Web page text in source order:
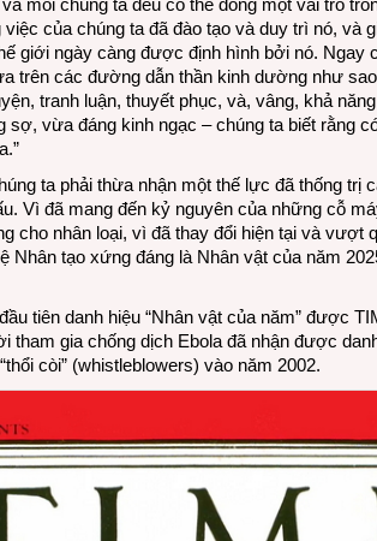
mỗi chúng ta đều có thể đóng một vai trò
của chúng ta đã đào tạo và duy trì nó, và
giới ngày càng được định hình bởi nó. Ngay
trên các đường dẫn thần kinh dường như
tranh luận, thuyết phục, và, vâng, khả
sợ, vừa đáng kinh ngạc – chúng ta biết rằng
ta phải thừa nhận một thế lực đã thống trị
Vì đã mang đến kỷ nguyên của những cỗ
cho nhân loại, vì đã thay đổi hiện tại và vượt
Nhân tạo xứng đáng là Nhân vật của năm
tiên danh hiệu “Nhân vật của năm” được
tham gia chống dịch Ebola đã nhận được
còi” (whistleblowers) vào năm 2002.